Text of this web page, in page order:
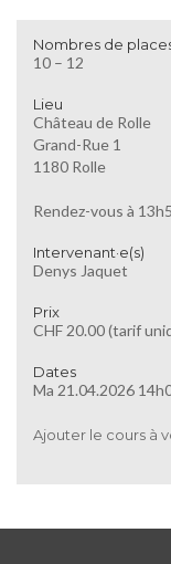
Nombres de
10 – 12
Lieu
Château de Rolle
Grand-Rue 1
1180 Rolle
Rendez-vous à
Intervenant·e(s)
Denys Jaquet
Prix
CHF 20.00 (tarif
Dates
Ma 21.04.2026
Ajouter le cours à